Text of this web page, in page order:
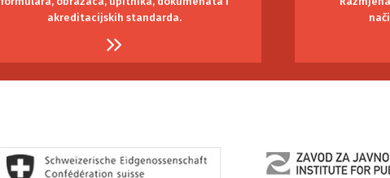
akreditacijskih standarda.